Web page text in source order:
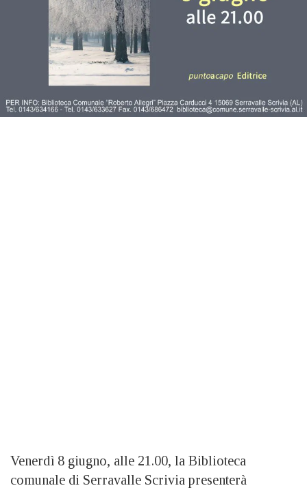
Venerdì 8 giugno, alle 21.00, la Biblioteca
comunale di Serravalle Scrivia presenterà